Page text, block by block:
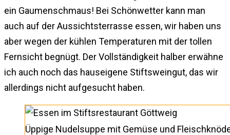
ein Gaumenschmaus! Bei Schönwetter kann man
auch auf der Aussichtsterrasse essen, wir haben uns
aber wegen der kühlen Temperaturen mit der tollen
Fernsicht begnügt. Der Vollständigkeit halber erwähne
ich auch noch das hauseigene Stiftsweingut, das wir
allerdings nicht aufgesucht haben.
Üppige Nudelsuppe mit Gemüse und